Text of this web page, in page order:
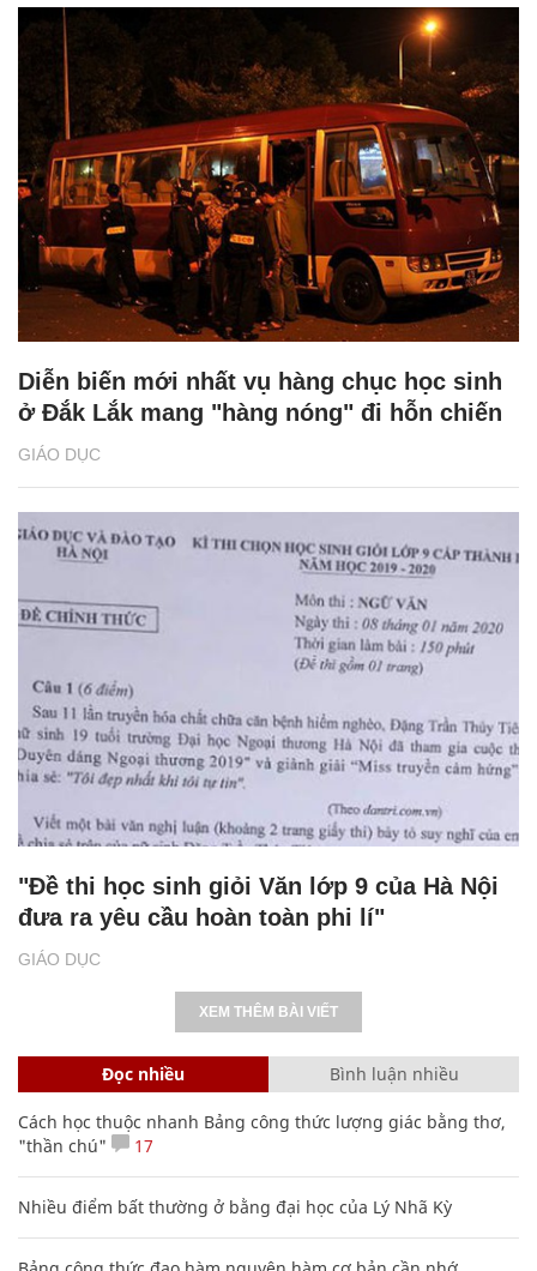
GIÁO DỤC
Diễn biến mới nhất vụ hàng chục học sinh
ở Đắk Lắk mang "hàng nóng" đi hỗn chiến
GIÁO DỤC
"Đề thi học sinh giỏi Văn lớp 9 của Hà Nội
đưa ra yêu cầu hoàn toàn phi lí"
XEM THÊM BÀI VIẾT
Đọc nhiều Bình luận nhiều
Cách học thuộc nhanh Bảng công thức lượng giác bằng thơ,
"thần chú"
17
Nhiều điểm bất thường ở bằng đại học của Lý Nhã Kỳ